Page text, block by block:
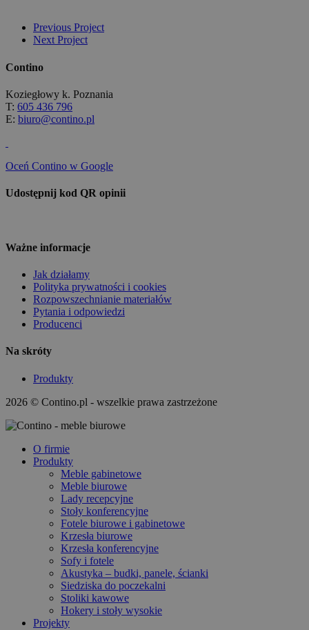
Previous Project
Next Project
Contino
Koziegłowy k. Poznania
T: 605 436 796
E: biuro@contino.pl
Oceń Contino w Google
Udostępnij kod QR opinii
Ważne informacje
Jak działamy
Polityka prywatności i cookies
Rozpowszechnianie materiałów
Pytania i odpowiedzi
Producenci
Na skróty
Produkty
2026 © Contino.pl - wszelkie prawa zastrzeżone
O firmie
Produkty
Meble gabinetowe
Meble biurowe
Lady recepcyjne
Stoły konferencyjne
Fotele biurowe i gabinetowe
Krzesła biurowe
Krzesła konferencyjne
Sofy i fotele
Akustyka – budki, panele, ścianki
Siedziska do poczekalni
Stoliki kawowe
Hokery i stoły wysokie
Projekty